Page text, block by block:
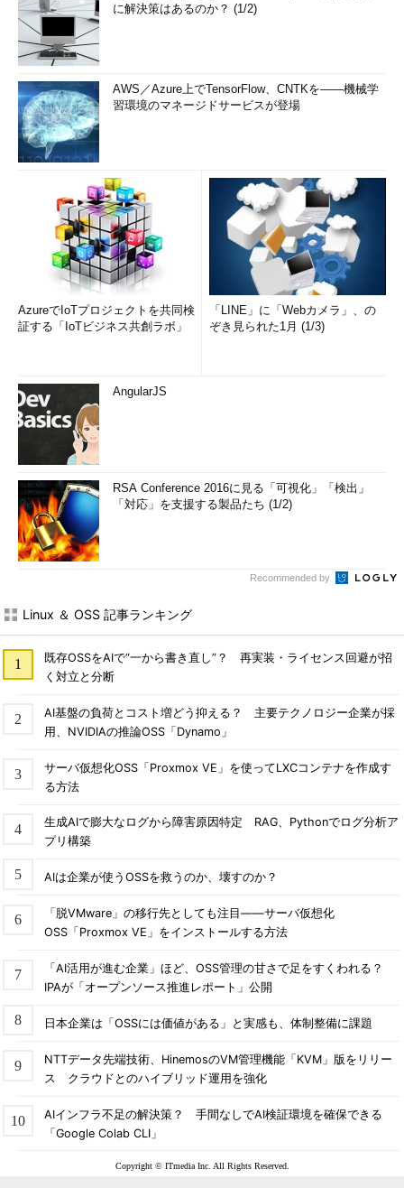
に解決策はあるのか？ (1/2)
AWS／Azure上でTensorFlow、CNTKを――機械学
習環境のマネージドサービスが登場
AzureでIoTプロジェクトを共同検
証する「IoTビジネス共創ラボ」
「LINE」に「Webカメラ」、の
ぞき見られた1月 (1/3)
AngularJS
RSA Conference 2016に見る「可視化」「検出」
「対応」を支援する製品たち (1/2)
Recommended by
Linux ＆ OSS 記事ランキング
既存OSSをAIで“一から書き直し”？ 再実装・ライセンス回避が招
く対立と分断
AI基盤の負荷とコスト増どう抑える？ 主要テクノロジー企業が採
用、NVIDIAの推論OSS「Dynamo」
サーバ仮想化OSS「Proxmox VE」を使ってLXCコンテナを作成す
る方法
生成AIで膨大なログから障害原因特定 RAG、Pythonでログ分析ア
プリ構築
AIは企業が使うOSSを救うのか、壊すのか？
「脱VMware」の移行先としても注目――サーバ仮想化
OSS「Proxmox VE」をインストールする方法
「AI活用が進む企業」ほど、OSS管理の甘さで足をすくわれる？
IPAが「オープンソース推進レポート」公開
日本企業は「OSSには価値がある」と実感も、体制整備に課題
NTTデータ先端技術、HinemosのVM管理機能「KVM」版をリリー
ス クラウドとのハイブリッド運用を強化
AIインフラ不足の解決策？ 手間なしでAI検証環境を確保できる
「Google Colab CLI」
Copyright © ITmedia Inc. All Rights Reserved.